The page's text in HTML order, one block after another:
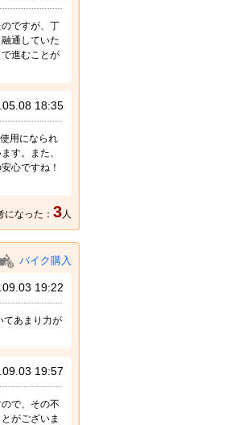
ですが、丁
通していた
進むことが
18:35
用になられ
す。また、
心ですね！
なった： 3人
バイク購入
19:22
てあまり力が
19:57
で、その不
がございま